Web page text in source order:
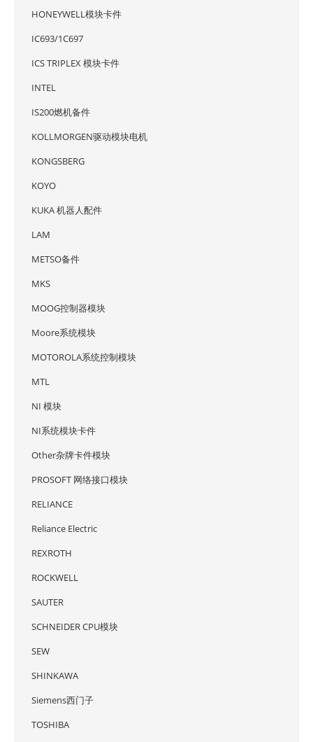
HONEYWELL模块卡件
IC693/1C697
ICS TRIPLEX 模块卡件
INTEL
IS200燃机备件
KOLLMORGEN驱动模块电机
KONGSBERG
KOYO
KUKA 机器人配件
LAM
METSO备件
MKS
MOOG控制器模块
Moore系统模块
MOTOROLA系统控制模块
MTL
NI 模块
NI系统模块卡件
Other杂牌卡件模块
PROSOFT 网络接口模块
RELIANCE
Reliance Electric
REXROTH
ROCKWELL
SAUTER
SCHNEIDER CPU模块
SEW
SHINKAWA
Siemens西门子
TOSHIBA